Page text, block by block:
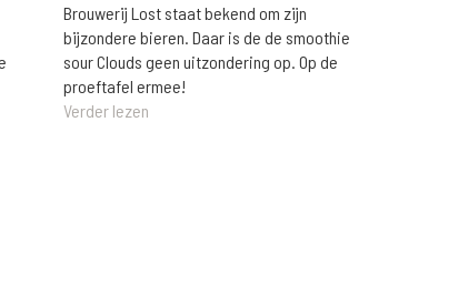
Brouwerij Lost staat bekend om zijn
bijzondere bieren. Daar is de de smoothie
sour Clouds geen uitzondering op. Op de
proeftafel ermee!
Verder lezen